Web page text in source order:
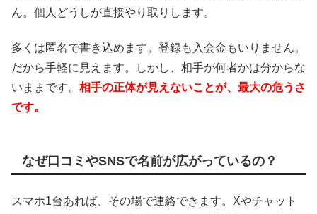
ん。個人どうしが直接やり取りします。
多くは匿名で書き込めます。登録も入会金もいりません。
だから手軽に見えます。しかし、相手が何者かは分からな
いままです。 相手の正体が見えないことが、最大の危うさ
です。
なぜ口コミやSNSで名前が広がっているの？
スマホ1台あれば、その場で連絡できます。Xやチャット